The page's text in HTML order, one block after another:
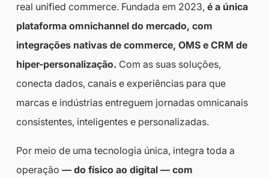
real unified commerce. Fundada em 2023, é a única
plataforma omnichannel do mercado, com
integrações nativas de commerce, OMS e CRM de
hiper-personalização. Com as suas soluções,
conecta dados, canais e experiências para que
marcas e indústrias entreguem jornadas omnicanais
consistentes, inteligentes e personalizadas.
Por meio de uma tecnologia única, integra toda a
operação — do físico ao digital — com